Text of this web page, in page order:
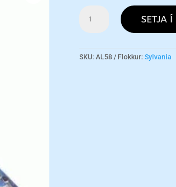
SETJA Í
SKU: AL58 Flokkur: Sylvania